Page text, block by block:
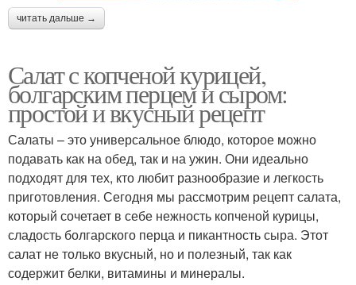
читать дальше →
Салат с копченой курицей,
болгарским перцем и сыром:
простой и вкусный рецепт
Салаты – это универсальное блюдо, которое можно
подавать как на обед, так и на ужин. Они идеально
подходят для тех, кто любит разнообразие и легкость
приготовления. Сегодня мы рассмотрим рецепт салата,
который сочетает в себе нежность копченой курицы,
сладость болгарского перца и пикантность сыра. Этот
салат не только вкусный, но и полезный, так как
содержит белки, витамины и минералы.